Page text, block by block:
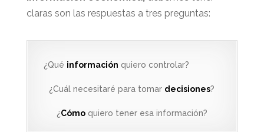
b
k
ar
claras son las respuestas a tres preguntas:
¿Qué información quiero controlar?
¿Cuál necesitaré para tomar decisiones?
¿Cómoquiero tener esa información?